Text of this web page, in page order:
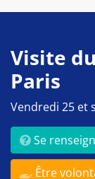
Visite
Paris
Vendredi 25 et
Se
Être